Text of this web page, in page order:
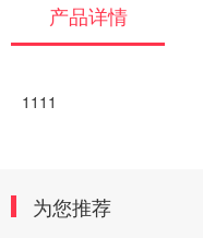
产品详情
1111
为您推荐